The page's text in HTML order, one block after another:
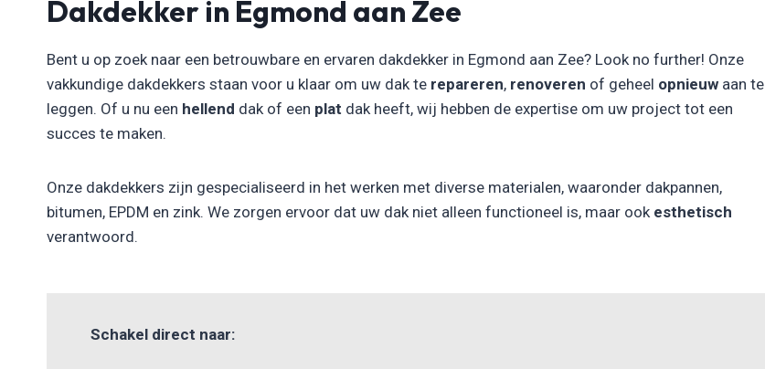
Dakdekker in Egmond aan Zee
Bent u op zoek naar een betrouwbare en ervaren dakdekker in Egmond aan Zee? Look no further! Onze
vakkundige dakdekkers staan voor u klaar om uw dak te repareren, renoveren of geheel opnieuw aan te
leggen. Of u nu een hellend dak of een plat dak heeft, wij hebben de expertise om uw project tot een
succes te maken.
Onze dakdekkers zijn gespecialiseerd in het werken met diverse materialen, waaronder dakpannen,
bitumen, EPDM en zink. We zorgen ervoor dat uw dak niet alleen functioneel is, maar ook esthetisch
verantwoord.
Schakel direct naar: